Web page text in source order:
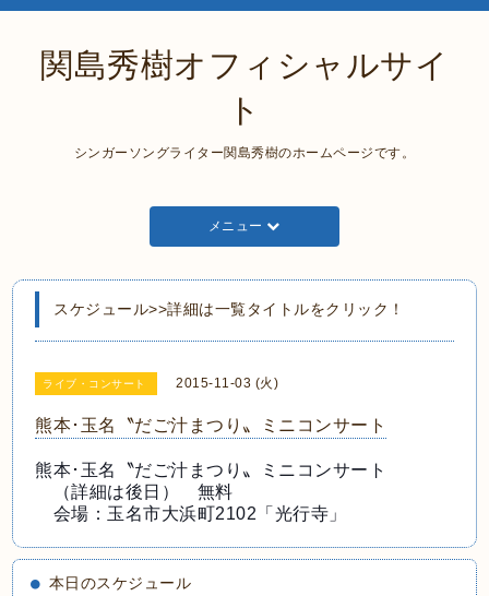
関島秀樹オフィシャルサイ
ト
シンガーソングライター関島秀樹のホームページです。
メニュー
スケジュール>>詳細は一覧タイトルをクリック！
ライブ・コンサート 2015-11-03 (火)
熊本･玉名〝だご汁まつり〟ミニコンサート
熊本･玉名〝だご汁まつり〟ミニコンサート
（詳細は後日） 無料
会場：玉名市大浜町2102「光行寺」
本日のスケジュール